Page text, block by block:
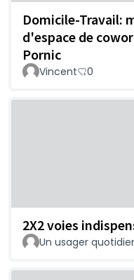
Domicile-Travail:
d'espace de
Pornic
Vincent 0
2X2 voies
Un usager